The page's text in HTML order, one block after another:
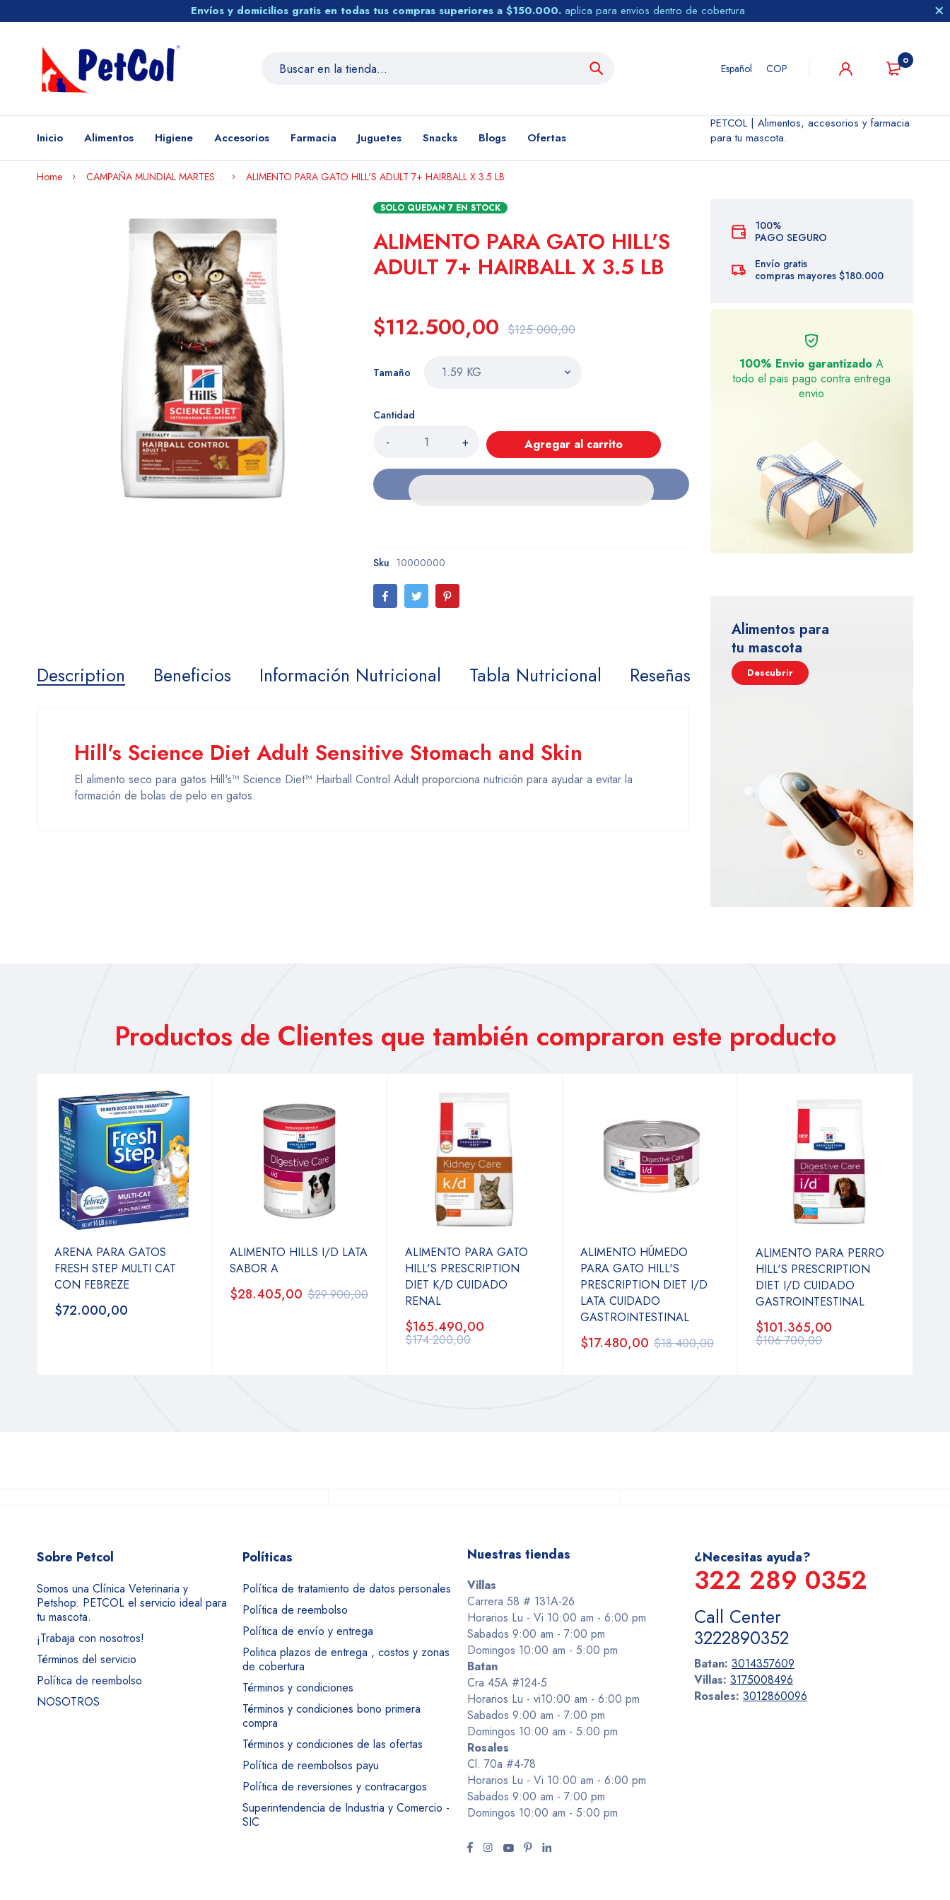
Envíos y domicilios gratis en todas tus compras superiores a $150.000. aplica para envios dentro de cobertura
Español COP
0
Inicio Alimentos Higiene Accesorios Farmacia Juguetes Snacks Blogs Ofertas
PETCOL | Alimentos, accesorios y farmacia
para tu mascota.
Home CAMPAÑA MUNDIAL MARTES. . ALIMENTO PARA GATO HILL'S ADULT 7+ HAIRBALL X 3.5 LB
SOLO QUEDAN7 EN STOCK
ALIMENTO PARA GATO HILL'S
ADULT 7+ HAIRBALL X 3.5 LB
$112.500,00 $125.000,00
Tamaño
Cantidad
- + Agregar al carrito
Sku 10000000
Description Beneficios Información Nutricional Tabla Nutricional Reseñas
Hill's Science Diet Adult Sensitive Stomach and Skin
El alimento seco para gatos Hill's™ Science Diet™ Hairball Control Adult proporciona nutrición para ayudar a evitar la
formación de bolas de pelo en gatos.
100%
PAGO SEGURO
Envío gratis
compras mayores $180.000
100% Envio garantizadoA
todo el pais pago contra entrega
envio
Alimentos para
tu mascota
Descubrir
Productos de Clientes que también compraron este producto
ARENA PARA GATOS
FRESH STEP MULTI CAT
CON FEBREZE
$72.000,00
ALIMENTO HILLS I/D LATA
SABOR A
$28.405,00 $29.900,00
ALIMENTO PARA GATO
HILL'S PRESCRIPTION
DIET K/D CUIDADO
RENAL
$165.490,00
$174.200,00
ALIMENTO HÚMEDO
PARA GATO HILL'S
PRESCRIPTION DIET I/D
LATA CUIDADO
GASTROINTESTINAL
$17.480,00 $18.400,00
ALIMENTO PARA PERRO
HILL'S PRESCRIPTION
DIET I/D CUIDADO
GASTROINTESTINAL
$101.365,00
$106.700,00
Sobre Petcol
Somos una Clínica Veterinaria y
Petshop. PETCOL el servicio ideal para
tu mascota.
¡Trabaja con nosotros!
Términos del servicio
Política de reembolso
NOSOTROS
Políticas
Política de tratamiento de datos personales
Política de reembolso
Política de envío y entrega
Politica plazos de entrega , costos y zonas
de cobertura
Términos y condiciones
Términos y condiciones bono primera
compra
Términos y condiciones de las ofertas
Política de reembolsos payu
Política de reversiones y contracargos
Superintendencia de Industria y Comercio -
SIC
Nuestras tiendas
Villas
Carrera 58 # 131A-26
Horarios Lu - Vi 10:00 am - 6:00 pm
Sabados 9:00 am - 7:00 pm
Domingos 10:00 am - 5:00 pm
Batan
Cra 45A #124-5
Horarios Lu - vi10:00 am - 6:00 pm
Sabados 9:00 am - 7:00 pm
Domingos 10:00 am - 5:00 pm
Rosales
Cl. 70a #4-78
Horarios Lu - Vi 10:00 am - 6:00 pm
Sabados 9:00 am - 7:00 pm
Domingos 10:00 am - 5:00 pm
¿Necesitas ayuda?
322 289 0352
Call Center
3222890352
Batan: 3014357609
Villas: 3175008496
Rosales: 3012860096